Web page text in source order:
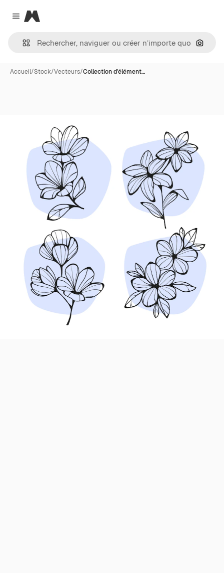
Close menu
Magnific
Accueil/Stock/Vecteurs/Collection d'élément…